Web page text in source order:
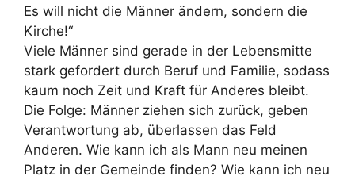
Es will nicht die Männer ändern, sondern die
Kirche!“
Viele Männer sind gerade in der Lebensmitte
stark gefordert durch Beruf und Familie, sodass
kaum noch Zeit und Kraft für Anderes bleibt.
Die Folge: Männer ziehen sich zurück, geben
Verantwortung ab, überlassen das Feld
Anderen. Wie kann ich als Mann neu meinen
Platz in der Gemeinde finden? Wie kann ich neu